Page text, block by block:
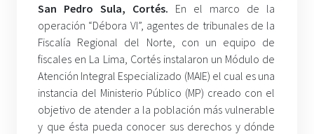
San Pedro Sula, Cortés. En el marco de la
operación “Débora VI”, agentes de tribunales de la
Fiscalía Regional del Norte, con un equipo de
fiscales en La Lima, Cortés instalaron un Módulo de
Atención Integral Especializado (MAIE) el cual es una
instancia del Ministerio Público (MP) creado con el
objetivo de atender a la población más vulnerable
y que ésta pueda conocer sus derechos y dónde